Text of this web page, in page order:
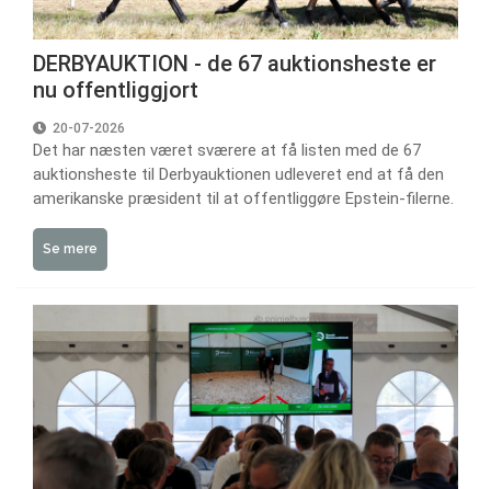
DERBYAUKTION - de 67 auktionsheste er
nu offentliggjort
20-07-2026
Det har næsten været sværere at få listen med de 67
auktionsheste til Derbyauktionen udleveret end at få den
amerikanske præsident til at offentliggøre Epstein-filerne.
Se mere